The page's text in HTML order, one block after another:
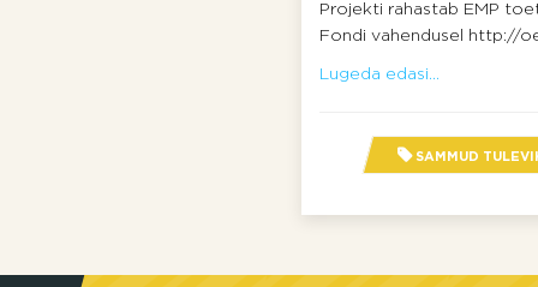
Projekti rahastab EMP
Fondi vahendusel http://
Lugeda edasi...
SAMMUD